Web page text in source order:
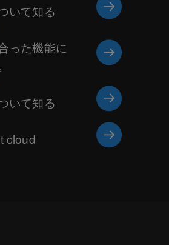
いて知る
った機能に
いて知る
cloud